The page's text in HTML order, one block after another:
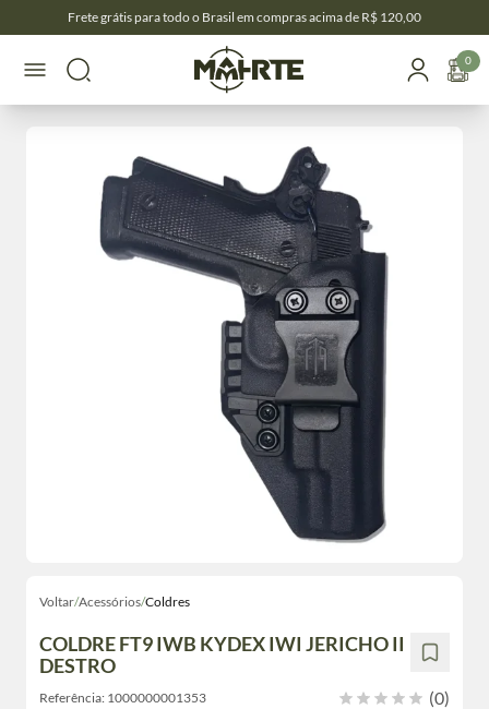
Frete grátis para todo o Brasil em compras acima de R$ 120,00
0
Voltar/Acessórios/Coldres
COLDRE FT9 IWB KYDEX IWI JERICHO II
DESTRO
Referência: 1000000001353
(0)